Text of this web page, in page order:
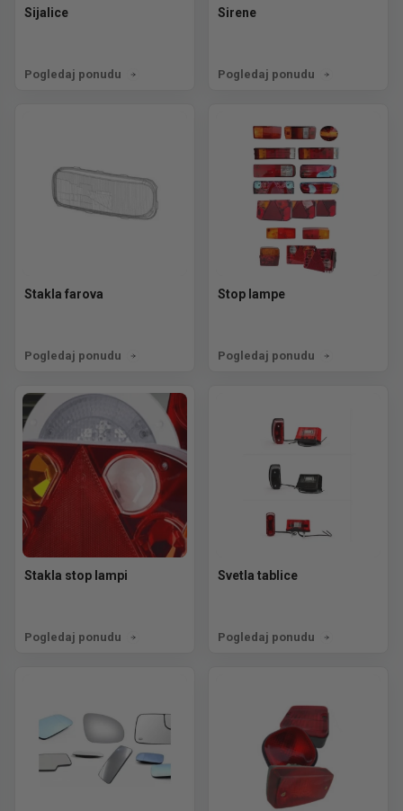
Sijalice
Pogledaj ponudu
Sirene
Pogledaj ponudu
Stakla farova
Pogledaj ponudu
Stop lampe
Pogledaj ponudu
Stakla stop lampi
Pogledaj ponudu
Svetla tablice
Pogledaj ponudu